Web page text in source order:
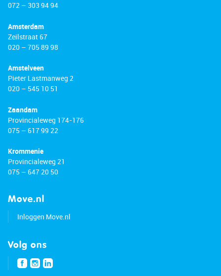
072 – 303 94 94
Amsterdam
Zeilstraat 67
020 – 705 89 98
Amstelveen
Pieter Lastmanweg 2
020 – 545 10 51
Zaandam
Provincialeweg 174-176
075 – 617 99 22
Krommenie
Provincialeweg 21
075 – 647 20 50
Move.nl
Inloggen Move.nl
Volg ons